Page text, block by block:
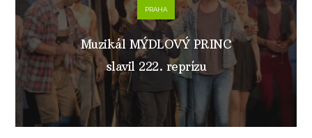
PRAHA
Muzikál MÝDLOVÝ PRINC
slavil 222. reprízu